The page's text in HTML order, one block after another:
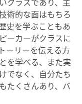
術的な面はもちろ
史を学ぶこともあ
ーカーがクラスに
ーリーを伝える方
を学べる、また実
でなく、自分たち
たくさんあり、バ